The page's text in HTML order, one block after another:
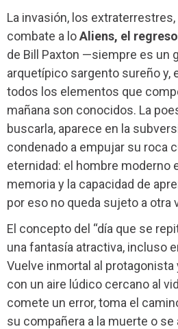
La invasión, los
combate a loAliens, el regreso
de Bill Paxton —siempre es un
arquetípico sargento sureño y,
todos los elementos que
mañana son conocidos. La
buscarla, aparece en la
condenado a empujar su roca
eternidad: el hombre moderno
memoria y la capacidad de
por eso no queda sujeto a otra
El concepto del “día que se
una fantasía atractiva, incluso
Vuelve inmortal al
con un aire lúdico cercano al
comete un error, toma el
su compañera a la muerte o